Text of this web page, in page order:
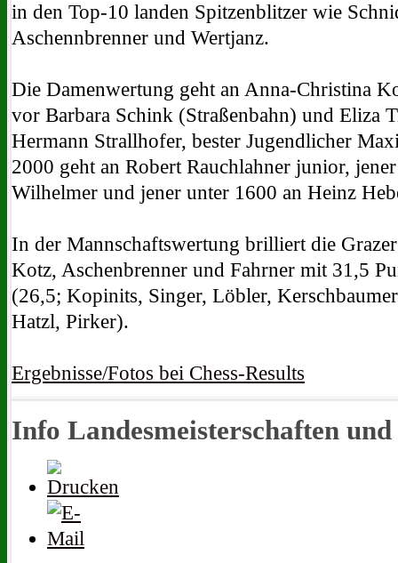
in den Top-10 landen Spitzenblitzer wie
Aschennbrenner und Wertjanz.
Die Damenwertung geht an Anna-Christina
vor Barbara Schink (Straßenbahn) und Eliza
Hermann Strallhofer, bester Jugendlicher
2000 geht an Robert Rauchlahner junior,
Wilhelmer und jener unter 1600 an Heinz
In der Mannschaftswertung brilliert die
Kotz, Aschenbrenner und Fahrner mit 31,5
(26,5; Kopinits, Singer, Löbler,
Hatzl, Pirker).
Ergebnisse/Fotos bei Chess-Results
Info Landesmeisterschaften